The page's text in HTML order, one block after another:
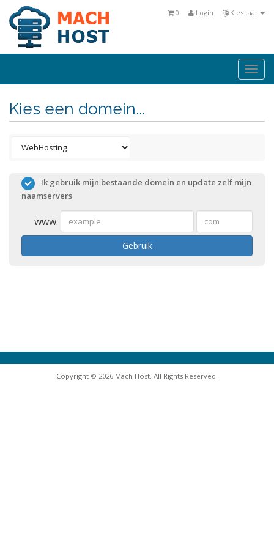
Kies taal
Login
0
Kies een domein...
Ik gebruik mijn bestaande domein en update zelf mijn
naamservers
www.
Gebruik
Copyright © 2026 Mach Host. All Rights Reserved.